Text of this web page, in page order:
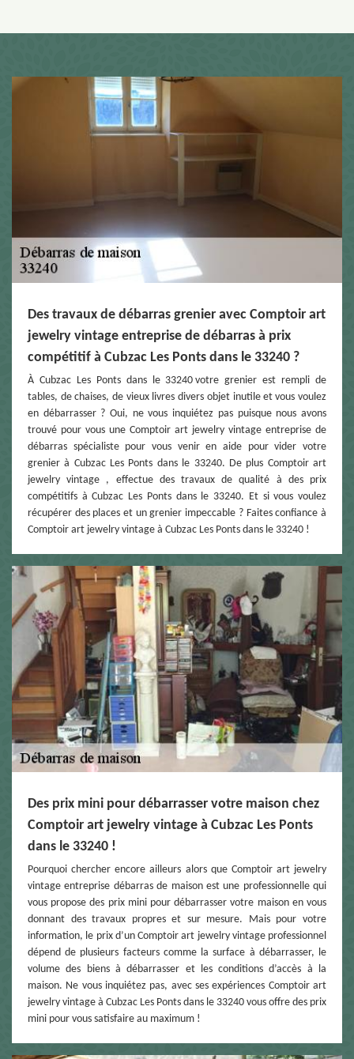
Des travaux de débarras grenier avec Comptoir art
jewelry vintage entreprise de débarras à prix
compétitif à Cubzac Les Ponts dans le 33240 ?
À Cubzac Les Ponts dans le 33240 votre grenier est rempli de
tables, de chaises, de vieux livres divers objet inutile et vous voulez
en débarrasser ? Oui, ne vous inquiétez pas puisque nous avons
trouvé pour vous une Comptoir art jewelry vintage entreprise de
débarras spécialiste pour vous venir en aide pour vider votre
grenier à Cubzac Les Ponts dans le 33240. De plus Comptoir art
jewelry vintage , effectue des travaux de qualité à des prix
compétitifs à Cubzac Les Ponts dans le 33240. Et si vous voulez
récupérer des places et un grenier impeccable ? Faites confiance à
Comptoir art jewelry vintage à Cubzac Les Ponts dans le 33240 !
Des prix mini pour débarrasser votre maison chez
Comptoir art jewelry vintage à Cubzac Les Ponts
dans le 33240 !
Pourquoi chercher encore ailleurs alors que Comptoir art jewelry
vintage entreprise débarras de maison est une professionnelle qui
vous propose des prix mini pour débarrasser votre maison en vous
donnant des travaux propres et sur mesure. Mais pour votre
information, le prix d’un Comptoir art jewelry vintage professionnel
dépend de plusieurs facteurs comme la surface à débarrasser, le
volume des biens à débarrasser et les conditions d’accès à la
maison. Ne vous inquiétez pas, avec ses expériences Comptoir art
jewelry vintage à Cubzac Les Ponts dans le 33240 vous offre des prix
mini pour vous satisfaire au maximum !